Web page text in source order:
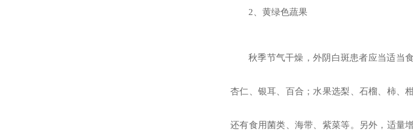
2、黄绿色蔬果
秋季节气干燥，外阴白斑患者应当适当
杏仁、银耳、百合；水果选梨、石榴、柿、
还有食用菌类、海带、紫菜等。另外，适量